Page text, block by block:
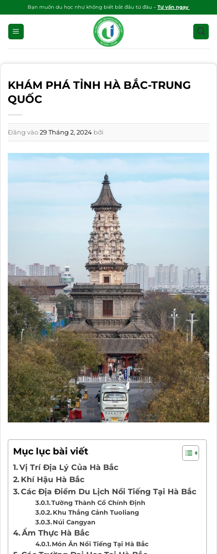
qua
dung
Bạn muốn du học như không biết bắt đầu từ đâu – Tư vấn ngay
KHÁM PHÁ TỈNH HÀ BẮC-TRUNG
QUỐC
Đăng vào29 Tháng 2, 2024 bởi
Mục lục bài viết
Vị Trí Địa Lý Của Hà Bắc
Khí Hậu Hà Bắc
Các Địa Điểm Du Lịch Nổi Tiếng Tại Hà Bắc
Tường Thành Cổ Chính Định
Khu Thắng Cảnh Tuoliang
Núi Cangyan
Ẩm Thực Hà Bắc
Món Ăn Nổi Tiếng Tại Hà Bắc